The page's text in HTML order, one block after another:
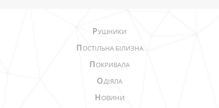
РУШНИКИ
ПОСТІЛЬНА БІЛИЗНА
ПОКРИВАЛА
ОДІЯЛА
НОВИНИ